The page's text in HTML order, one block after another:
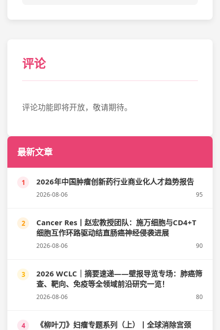
评论
评论功能即将开放，敬请期待。
最新文章
1 2026年中国肿瘤创新药行业商业化人才趋势报告
2026-08-06 95
2
Cancer Res丨赵宏教授团队：施万细胞与CD4+T
细胞互作环路驱动结直肠癌神经侵袭进展
2026-08-06 90
3
2026 WCLC｜摘要速递——壁报导览专场：肺癌筛
查、靶向、免疫等全领域前沿研究一览！
2026-08-06 80
4
《柳叶刀》妇瘤专题系列（上）丨全球消除宫颈